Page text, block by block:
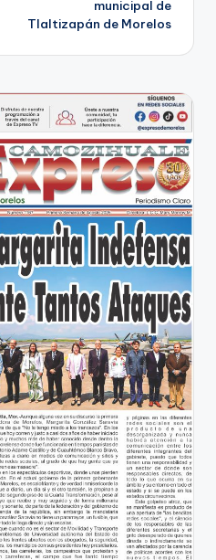
municipal de
Tlaltizapán de Morelos